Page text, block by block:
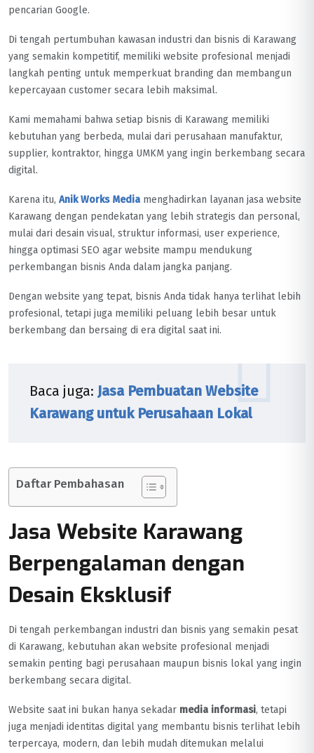
pencarian Google.
Di tengah pertumbuhan kawasan industri dan bisnis di Karawang
yang semakin kompetitif, memiliki website profesional menjadi
langkah penting untuk memperkuat branding dan membangun
kepercayaan customer secara lebih maksimal.
Kami memahami bahwa setiap bisnis di Karawang memiliki
kebutuhan yang berbeda, mulai dari perusahaan manufaktur,
supplier, kontraktor, hingga UMKM yang ingin berkembang secara
digital.
Karena itu, Anik Works Media menghadirkan layanan jasa website
Karawang dengan pendekatan yang lebih strategis dan personal,
mulai dari desain visual, struktur informasi, user experience,
hingga optimasi SEO agar website mampu mendukung
perkembangan bisnis Anda dalam jangka panjang.
Dengan website yang tepat, bisnis Anda tidak hanya terlihat lebih
profesional, tetapi juga memiliki peluang lebih besar untuk
berkembang dan bersaing di era digital saat ini.
Baca juga: Jasa Pembuatan Website
Karawang untuk Perusahaan Lokal
Daftar Pembahasan
Jasa Website Karawang
Berpengalaman dengan
Desain Eksklusif
Di tengah perkembangan industri dan bisnis yang semakin pesat
di Karawang, kebutuhan akan website profesional menjadi
semakin penting bagi perusahaan maupun bisnis lokal yang ingin
berkembang secara digital.
Website saat ini bukan hanya sekadar media informasi, tetapi
juga menjadi identitas digital yang membantu bisnis terlihat lebih
terpercaya, modern, dan lebih mudah ditemukan melalui